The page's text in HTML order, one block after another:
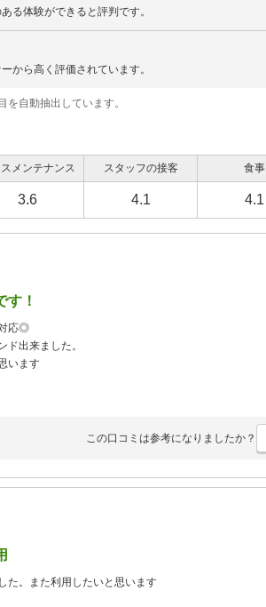
る体験ができると評判です。
から高く評価されています。
自動抽出しています。
メンテナンス スタッフの接客 食事
3.6 4.1 4.1
す！
応◎
ド出来ました。
います
この口コミは参考になりましたか？
た。また利用したいと思います